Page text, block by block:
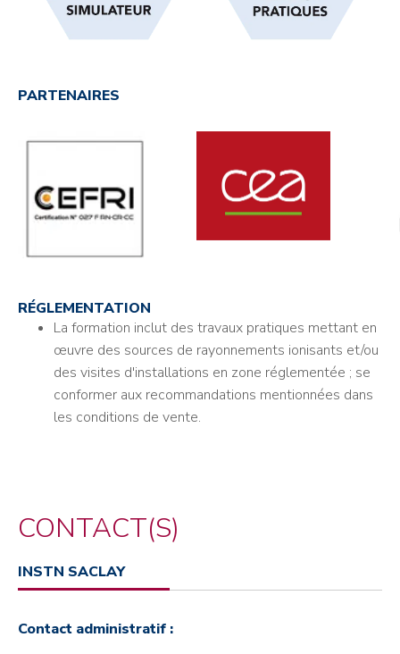
PARTENAIRES
RÉGLEMENTATION
La formation inclut des travaux pratiques mettant en
œuvre des sources de rayonnements ionisants et/ou
des visites d'installations en zone réglementée ; se
conformer aux recommandations mentionnées dans
les conditions de vente.
CONTACT(S)
INSTN SACLAY
Contact administratif :